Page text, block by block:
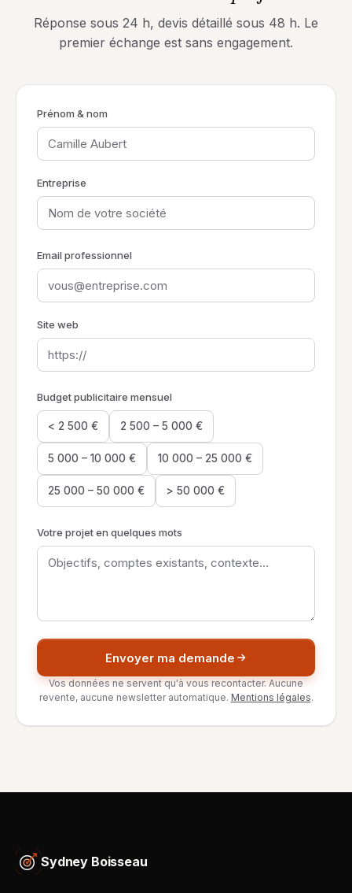
Réponse sous 24 h, devis détaillé sous 48 h. Le
premier échange est sans engagement.
Prénom & nom
Entreprise
Email professionnel
Site web
Budget publicitaire mensuel
< 2 500 € 2 500 – 5 000 €
5 000 – 10 000 € 10 000 – 25 000 €
25 000 – 50 000 € > 50 000 €
Votre projet en quelques mots
Envoyer ma demande
Vos données ne servent qu'à vous recontacter. Aucune
revente, aucune newsletter automatique. Mentions légales.
Sydney Boisseau